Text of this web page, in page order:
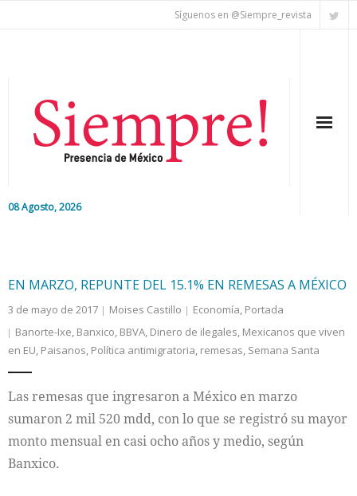
Síguenos en @Siempre_revista
08 Agosto, 2026
Nacional
Colaboradores
Internacional
EN MARZO, REPUNTE DEL 15.1% EN REMESAS A MÉXICO
3 de mayo de 2017 Moises Castillo Economía, Portada
Banorte-Ixe, Banxico, BBVA, Dinero de ilegales, Mexicanos que viven
en EU, Paisanos, Política antimigratoria, remesas, Semana Santa
Las remesas que ingresaron a México en marzo
sumaron 2 mil 520 mdd, con lo que se registró su mayor
monto mensual en casi ocho años y medio, según
Banxico.